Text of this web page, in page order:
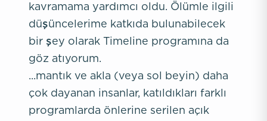
kavramama yardımcı oldu. Ölümle ilgili
düşüncelerime katkıda bulunabilecek
bir şey olarak Timeline programına da
göz atıyorum.
...mantık ve akla (veya sol beyin) daha
çok dayanan insanlar, katıldıkları farklı
programlarda önlerine serilen açık